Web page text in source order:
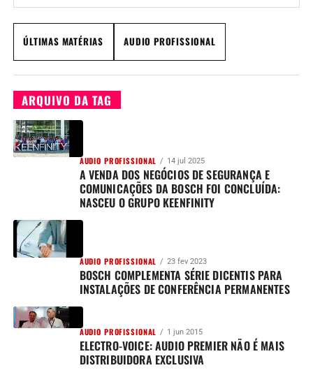
ÚLTIMAS MATÉRIAS AUDIO PROFISSIONAL
ARQUIVO DA TAG
AUDIO PROFISSIONAL 14 jul 2025
A VENDA DOS NEGÓCIOS DE SEGURANÇA E
COMUNICAÇÕES DA BOSCH FOI CONCLUÍDA:
NASCEU O GRUPO KEENFINITY
AUDIO PROFISSIONAL 23 fev 2023
BOSCH COMPLEMENTA SÉRIE DICENTIS PARA
INSTALAÇÕES DE CONFERÊNCIA PERMANENTES
AUDIO PROFISSIONAL 1 jun 2015
ELECTRO-VOICE: AUDIO PREMIER NÃO É MAIS
DISTRIBUIDORA EXCLUSIVA